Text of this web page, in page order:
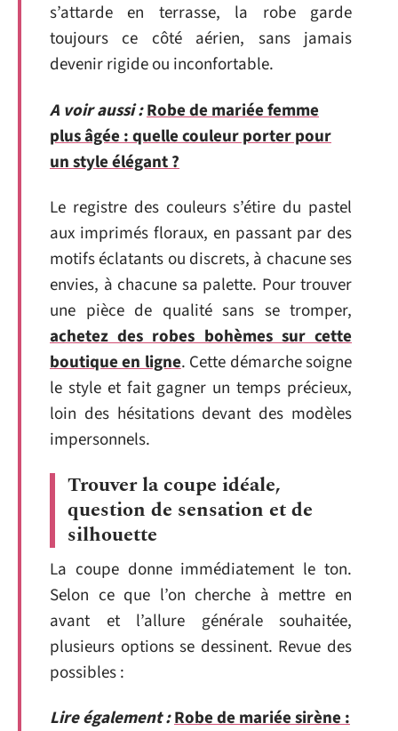
s’attarde en terrasse, la robe garde
toujours ce côté aérien, sans jamais
devenir rigide ou inconfortable.
A voir aussi :Robe de mariée femme
plus âgée : quelle couleur porter pour
un style élégant ?
Le registre des couleurs s’étire du pastel
aux imprimés floraux, en passant par des
motifs éclatants ou discrets, à chacune ses
envies, à chacune sa palette. Pour trouver
une pièce de qualité sans se tromper,
achetez des robes bohèmes sur cette
boutique en ligne. Cette démarche soigne
le style et fait gagner un temps précieux,
loin des hésitations devant des modèles
impersonnels.
Trouver la coupe idéale,
question de sensation et de
silhouette
La coupe donne immédiatement le ton.
Selon ce que l’on cherche à mettre en
avant et l’allure générale souhaitée,
plusieurs options se dessinent. Revue des
possibles :
Lire également :Robe de mariée sirène :